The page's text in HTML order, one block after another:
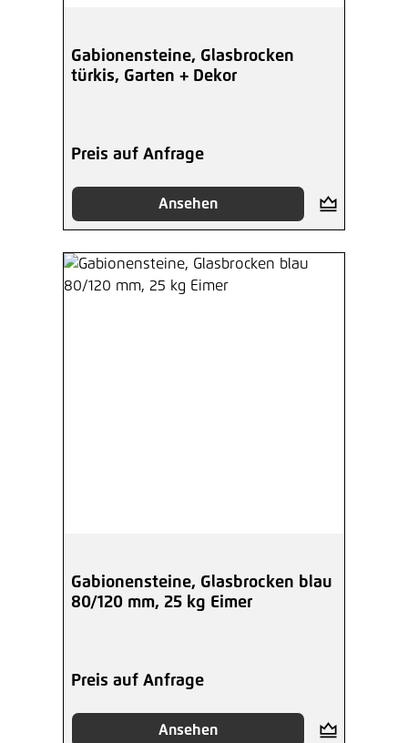
Gabionensteine, Glasbrocken
türkis, Garten + Dekor
Preis auf Anfrage
Ansehen
Gabionensteine, Glasbrocken blau
80/120 mm, 25 kg Eimer
Preis auf Anfrage
Ansehen